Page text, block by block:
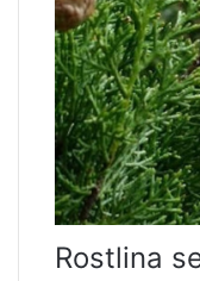
Rostlina